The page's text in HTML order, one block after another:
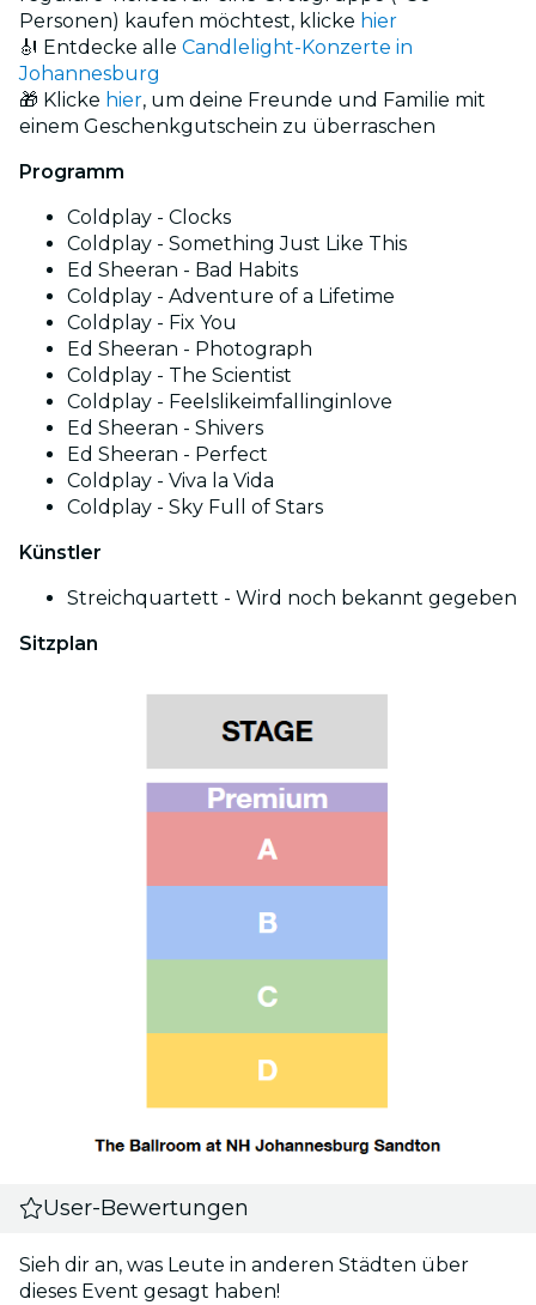
Personen) kaufen möchtest, klicke hier
🎻 Entdecke alle Candlelight-Konzerte in
Johannesburg
🎁 Klicke hier, um deine Freunde und Familie mit
einem Geschenkgutschein zu überraschen
Programm
Coldplay - Clocks
Coldplay - Something Just Like This
Ed Sheeran - Bad Habits
Coldplay - Adventure of a Lifetime
Coldplay - Fix You
Ed Sheeran - Photograph
Coldplay - The Scientist
Coldplay - Feelslikeimfallinginlove
Ed Sheeran - Shivers
Ed Sheeran - Perfect
Coldplay - Viva la Vida
Coldplay - Sky Full of Stars
Künstler
Streichquartett - Wird noch bekannt gegeben
Sitzplan
User-Bewertungen
Sieh dir an, was Leute in anderen Städten über
dieses Event gesagt haben!